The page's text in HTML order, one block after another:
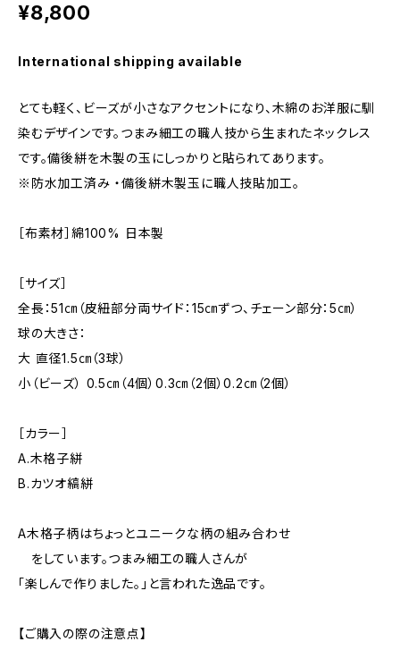
¥8,800
International shipping available
とても軽く、ビーズが小さなアクセントになり、木綿のお洋服に馴
染むデザインです。つまみ細工の職人技から生まれたネックレス
です。備後絣を木製の玉にしっかりと貼られてあります。
※防水加工済み ・備後絣木製玉に職人技貼加工。
［布素材］綿100% 日本製
［サイズ］
全長：51㎝（皮紐部分両サイド：15㎝ずつ、チェーン部分：5㎝）
球の大きさ：
大 直径1.5㎝（3球）
小（ビーズ） 0.5㎝（4個）0.3㎝（2個）0.2㎝（2個）
［カラー］
A.木格子絣
B.カツオ縞絣
A木格子柄はちょっとユニークな柄の組み合わせ
をしています。つまみ細工の職人さんが
「楽しんで作りました。」と言われた逸品です。
【ご購入の際の注意点】